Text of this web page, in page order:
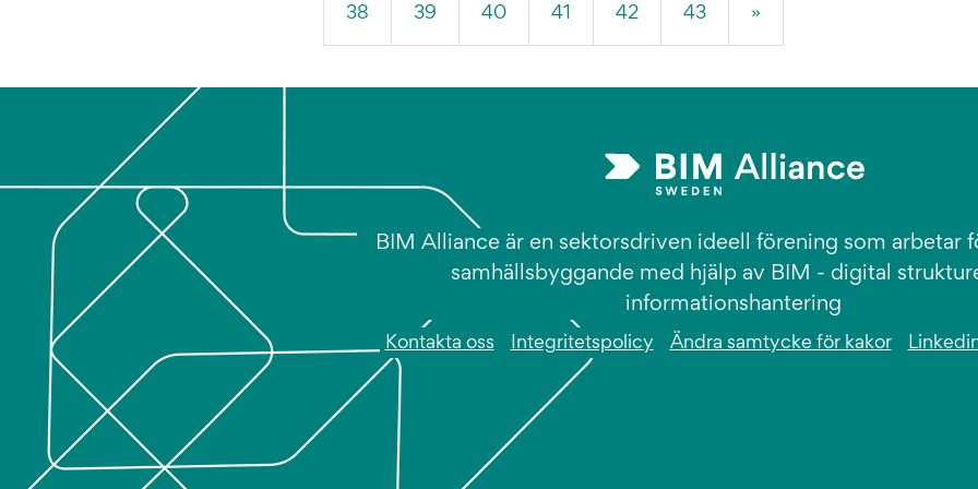
38 39 40 41 42 43 »
BIM Alliance är en sektorsdriven ideell förening som arbetar
samhällsbyggande med hjälp av BIM - digital
informationshantering
Kontakta oss Integritetspolicy Ändra samtycke för kakor